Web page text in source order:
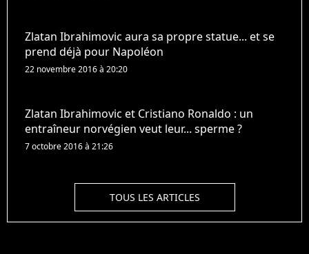
Zlatan Ibrahimovic aura sa propre statue... et se
prend déjà pour Napoléon
22 novembre 2016 à 20:20
Zlatan Ibrahimovic et Cristiano Ronaldo : un
entraîneur norvégien veut leur... sperme ?
7 octobre 2016 à 21:26
TOUS LES ARTICLES